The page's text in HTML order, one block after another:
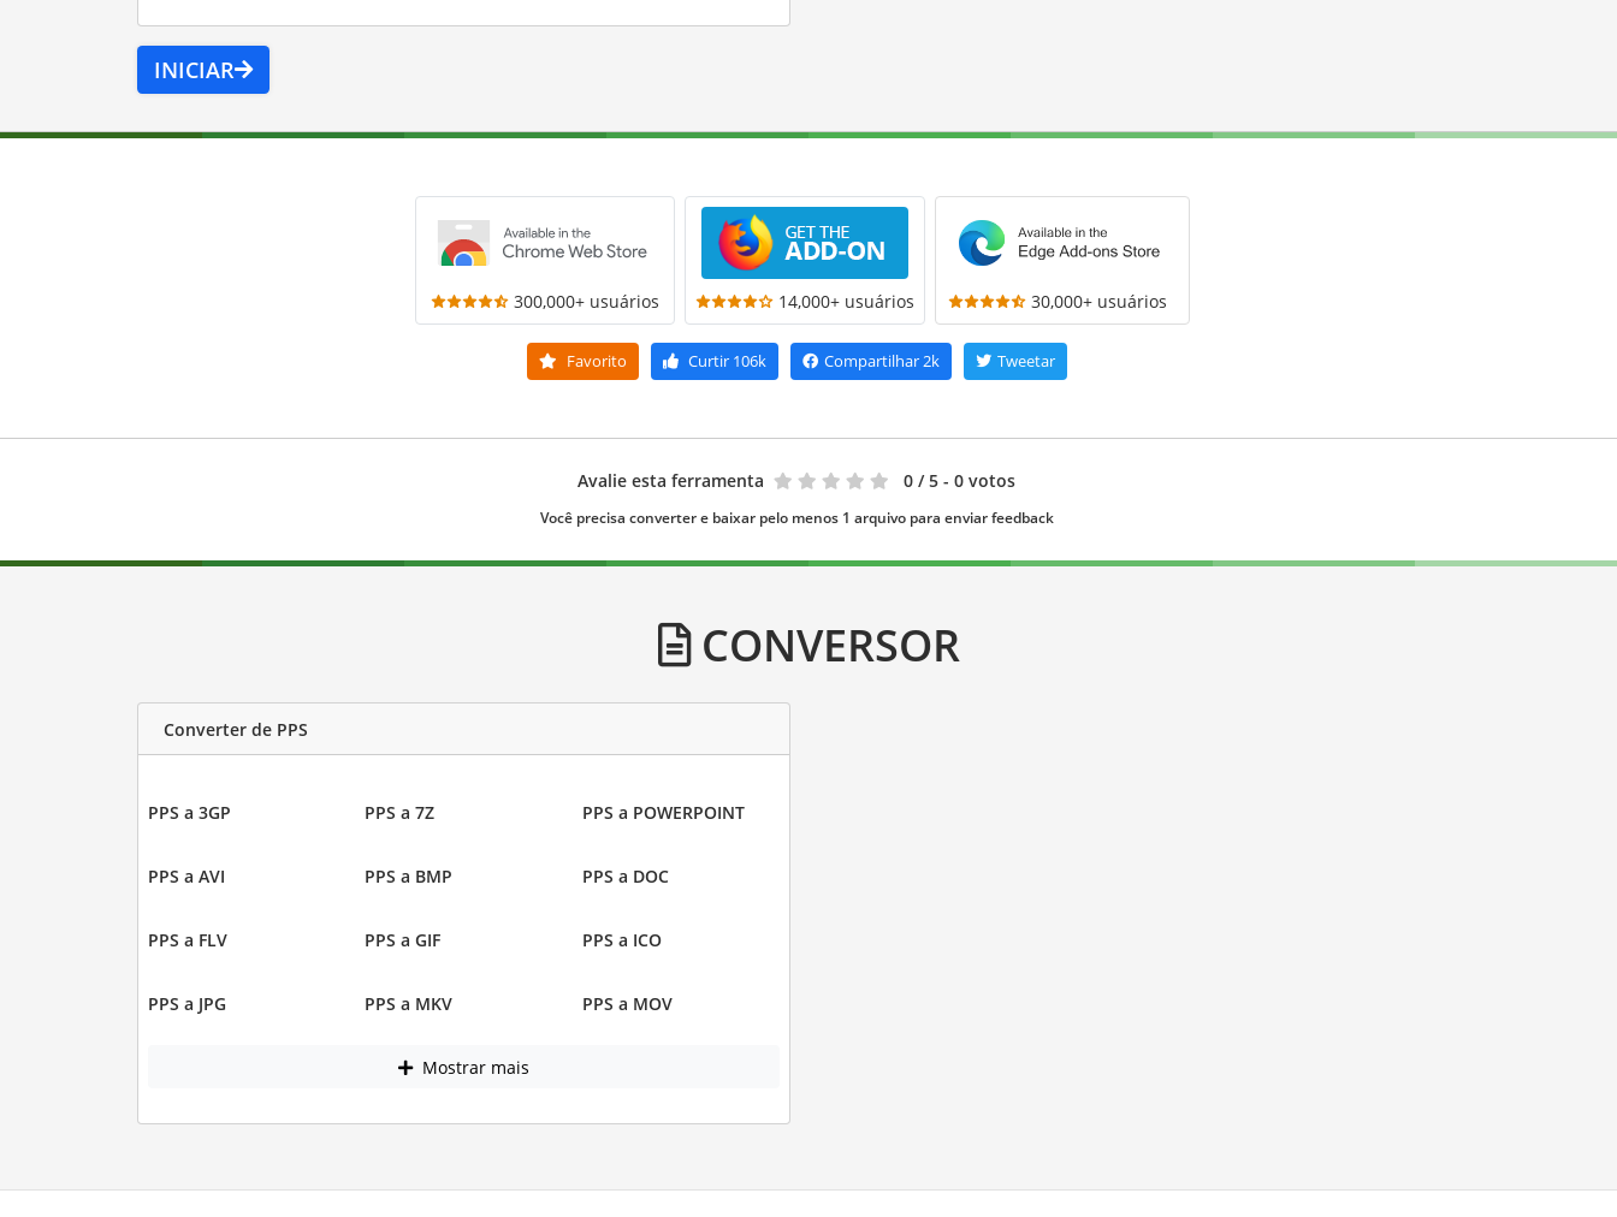
INICIAR
300,000+ usuários 14,000+ usuários 30,000+ usuários
Favorito Curtir106k Compartilhar2k Tweetar
Avalie esta ferramenta 0 / 5 - 0 votos
Você precisa converter e baixar pelo menos 1 arquivo para enviar feedback
CONVERSOR
Converter de PPS
PPS a 3GP PPS a 7Z PPS a POWERPOINT
PPS a AVI PPS a BMP PPS a DOC
PPS a FLV PPS a GIF PPS a ICO
PPS a JPG PPS a MKV PPS a MOV
Mostrar mais